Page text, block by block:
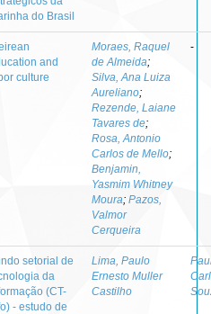
do Brasil
and
culture
Moraes, Raquel
de Almeida;
Silva, Ana Luiza
Aureliano;
Rezende, Laiane
Tavares de;
Rosa, Antonio
Carlos de Mello;
Benjamin,
Yasmim Whitney
Moura; Pazos,
Valmor
Cerqueira
-
setorial de
da
(CT-
- estudo de
Lima, Paulo
Ernesto Muller
Castilho